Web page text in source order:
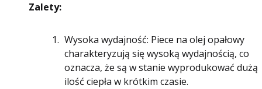
Zalety:
Wysoka wydajność: Piece na olej opałowy
charakteryzują się wysoką wydajnością, co
oznacza, że są w stanie wyprodukować dużą
ilość ciepła w krótkim czasie.